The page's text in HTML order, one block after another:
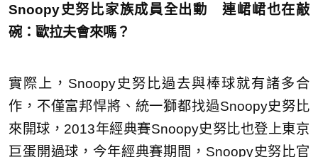
Snoopy史努比家族成員全出動 連峮峮也在敲
碗：歐拉夫會來嗎？
實際上，Snoopy史努比過去與棒球就有諸多合
作，不僅富邦悍將、統一獅都找過Snoopy史努比
來開球，2013年經典賽Snoopy史努比也登上東京
巨蛋開過球，今年經典賽期間，Snoopy史努比官